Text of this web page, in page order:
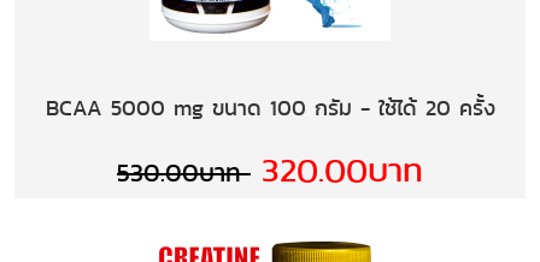
BCAA 5000 mg ขนาด 100 กรัม - ใช้ได้ 20 ครั้ง
530.00บาท 320.00บาท